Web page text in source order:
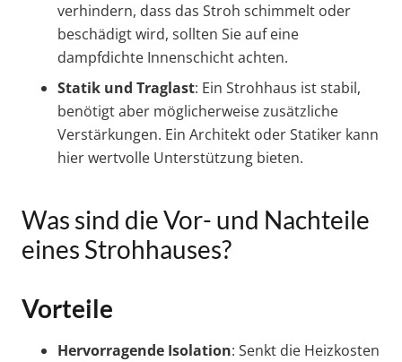
verhindern, dass das Stroh schimmelt oder
beschädigt wird, sollten Sie auf eine
dampfdichte Innenschicht achten.
Statik und Traglast: Ein Strohhaus ist stabil,
benötigt aber möglicherweise zusätzliche
Verstärkungen. Ein Architekt oder Statiker kann
hier wertvolle Unterstützung bieten.
Was sind die Vor- und Nachteile
eines Strohhauses?
Vorteile
Hervorragende Isolation: Senkt die Heizkosten